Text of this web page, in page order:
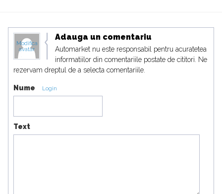
Modifica
avatar
Adauga un comentariu
Automarket nu este responsabil pentru acuratetea
informatiilor din comentariile postate de cititori. Ne
rezervam dreptul de a selecta comentariile.
Nume Login
Text